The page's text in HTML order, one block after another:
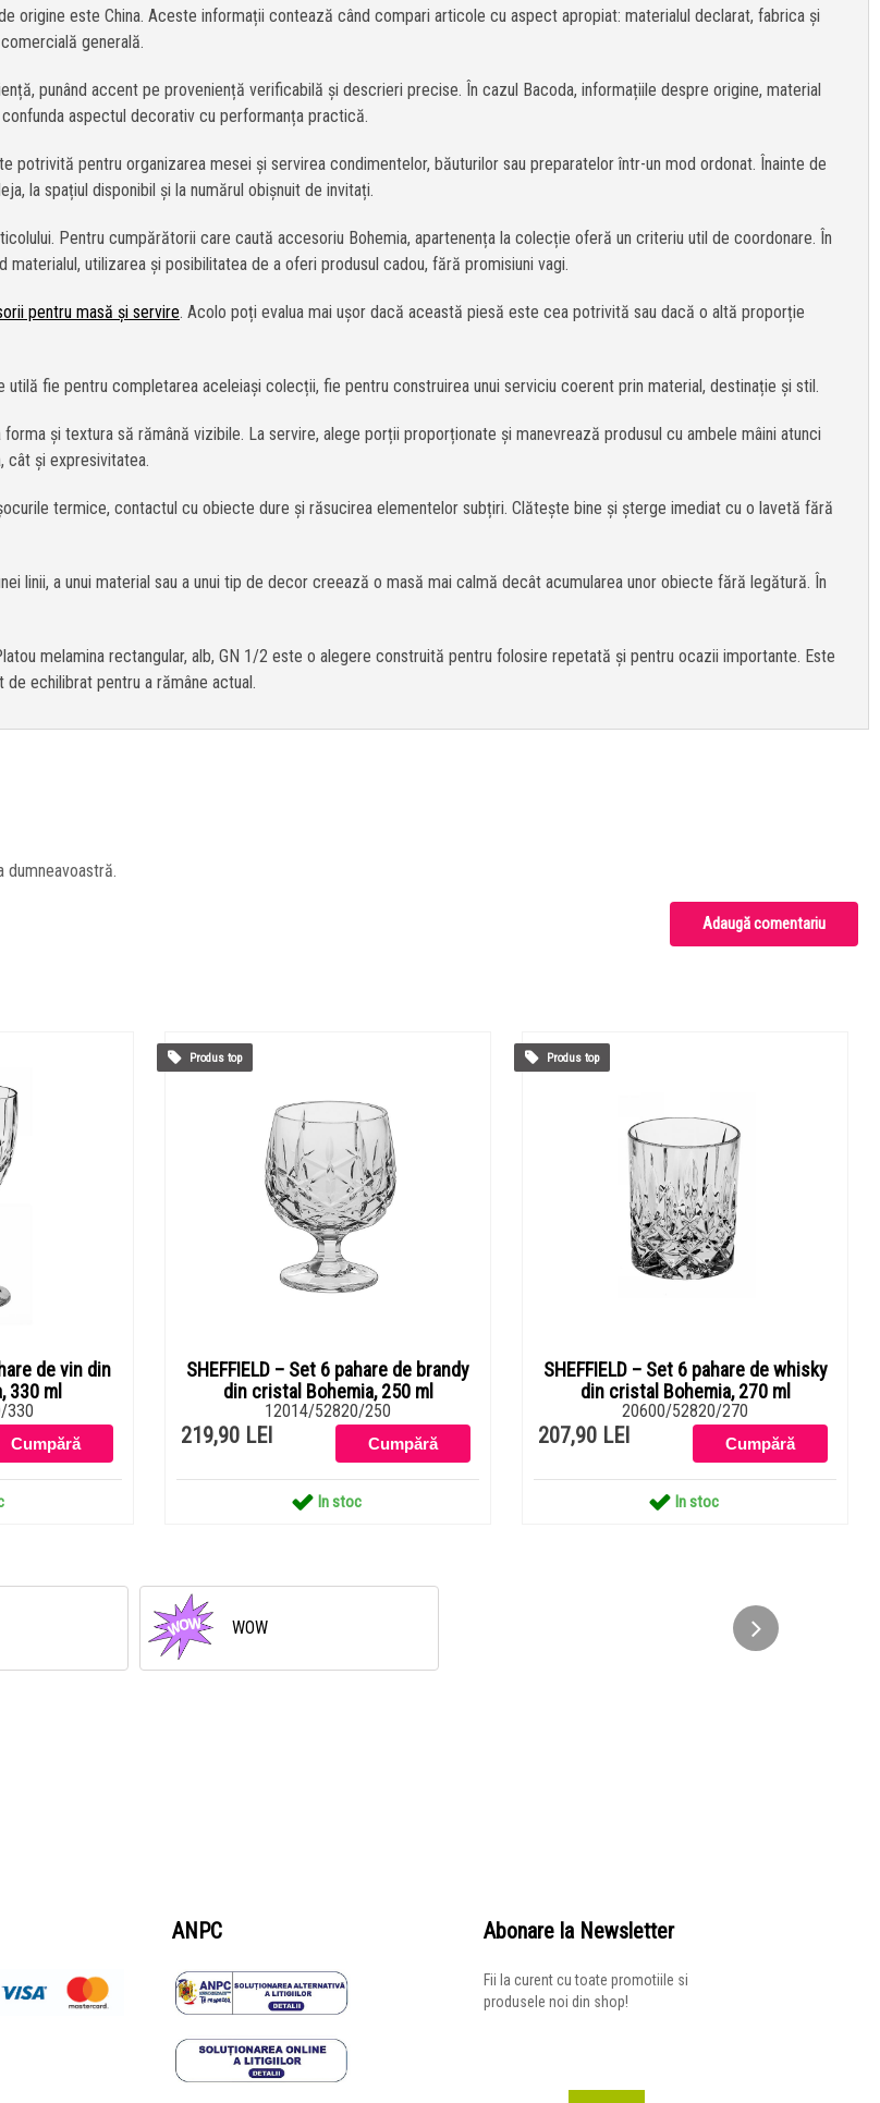
origine este China. Aceste informații contează când compari articole cu aspect apropiat: materialul declarat, fabrica și
generală.
punând accent pe proveniență verificabilă și descrieri precise. În cazul Bacoda, informațiile despre origine, material
aspectul decorativ cu performanța practică.
pentru organizarea mesei și servirea condimentelor, băuturilor sau preparatelor într-un mod ordonat. Înainte de
la spațiul disponibil și la numărul obișnuit de invitați.
Pentru cumpărătorii care caută accesoriu Bohemia, apartenența la colecție oferă un criteriu util de coordonare. În
utilizarea și posibilitatea de a oferi produsul cadou, fără promisiuni vagi.
pentru masă și servire. Acolo poți evalua mai ușor dacă această piesă este cea potrivită sau dacă o altă proporție
utilă fie pentru completarea aceleiași colecții, fie pentru construirea unui serviciu coerent prin material, destinație și stil.
și textura să rămână vizibile. La servire, alege porții proporționate și manevrează produsul cu ambele mâini atunci
cât și expresivitatea.
termice, contactul cu obiecte dure și răsucirea elementelor subțiri. Clătește bine și șterge imediat cu o lavetă fără
linii, a unui material sau a unui tip de decor creează o masă mai calmă decât acumularea unor obiecte fără legătură. În
melamina rectangular, alb, GN 1/2 este o alegere construită pentru folosire repetată și pentru ocazii importante. Este
echilibrat pentru a rămâne actual.
dumneavoastră.
Adaugă comentariu
de vin din
330 ml
330
SHEFFIELD – Set 6 pahare de brandy
din cristal Bohemia, 250 ml
12014/52820/250
219,90 LEI
In stoc
Produs top
SHEFFIELD – Set 6 pahare de whisky
din cristal Bohemia, 270 ml
20600/52820/270
207,90 LEI
In stoc
Produs top
WOW
ANPC Abonare la Newsletter
Fii la curent cu toate promotiile si
produsele noi din shop!